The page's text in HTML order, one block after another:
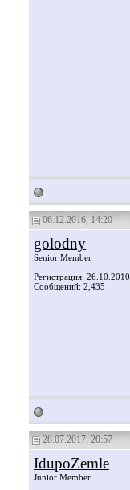
06.12.2016, 14:20
golodny
Senior Member
Регистрация: 26.10.2010
Сообщений: 2,435
28.07.2017, 20:57
IdupoZemle
Junior Member